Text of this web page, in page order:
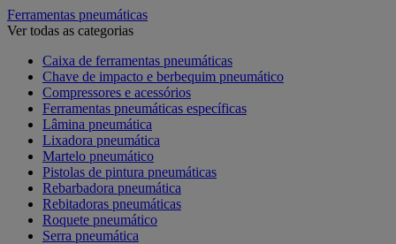
Ferramentas pneumáticas
Ver todas as categorias
Caixa de ferramentas pneumáticas
Chave de impacto e berbequim pneumático
Compressores e acessórios
Ferramentas pneumáticas específicas
Lâmina pneumática
Lixadora pneumática
Martelo pneumático
Pistolas de pintura pneumáticas
Rebarbadora pneumática
Rebitadoras pneumáticas
Roquete pneumático
Serra pneumática